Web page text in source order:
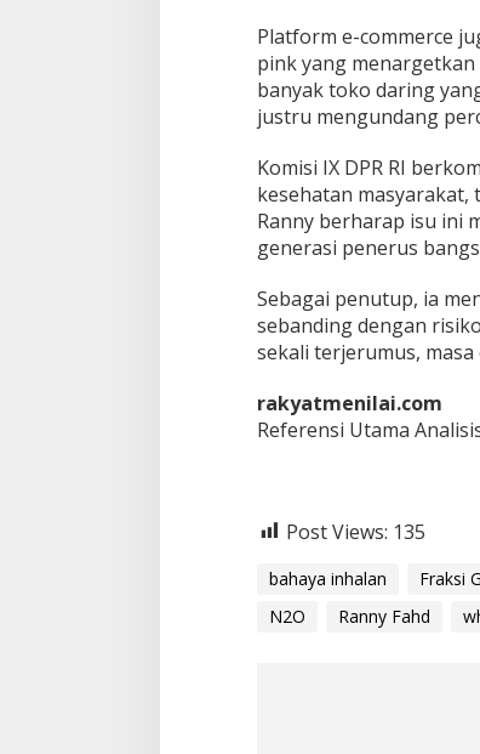
Platform e-commerce
pink yang
banyak toko daring
justru mengundang
Komisi IX DPR RI
kesehatan masyarakat,
Ranny berharap isu ini
generasi penerus
Sebagai penutup, ia
sebanding dengan
sekali terjerumus,
rakyatmenilai.com
Referensi Utama
Post Views: 135
bahaya inhalan Fraksi
N2O
Ranny Fahd